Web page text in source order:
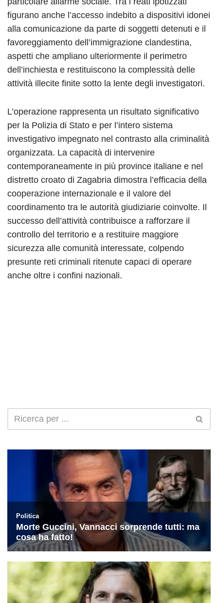
figurano anche l’accesso indebito a dispositivi idonei
alla comunicazione da parte di soggetti detenuti e il
favoreggiamento dell’immigrazione clandestina,
aspetti che ampliano ulteriormente il perimetro
dell’inchiesta e restituiscono la complessità delle
attività illecite finite sotto la lente degli investigatori.
L’operazione rappresenta un risultato significativo
per la Polizia di Stato e per l’intero sistema
investigativo impegnato nel contrasto alla criminalità
organizzata. La capacità di intervenire
contemporaneamente in più province italiane e nel
distretto croato di Zagabria dimostra l’efficacia della
cooperazione internazionale e il valore del
coordinamento tra le autorità giudiziarie coinvolte. Il
successo dell’attività contribuisce a rafforzare il
controllo del territorio e a restituire maggiore
sicurezza alle comunità interessate, colpendo
presunte reti criminali ritenute capaci di operare
anche oltre i confini nazionali.